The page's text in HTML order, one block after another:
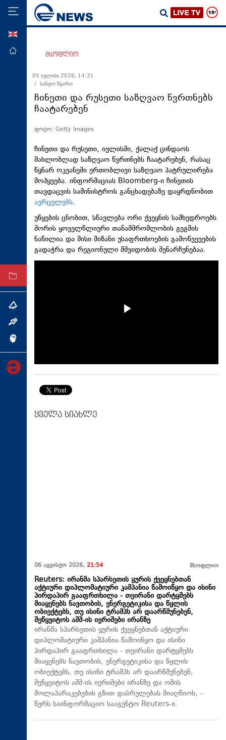
მთავარი
ეკონომიკა
მსოფლიო
სამართალი
თავდაცვა
რეგიონი
კულტურა
სპორტი
ტექნოლოგიები
ტაბლოიდი
მსოფლიო
05 ივლისი 2026, 14:31
/ სანდო წყარო
ჩინეთი და რუსეთი საზღვაო წვრთნებს
ჩაატარებენ
ფოტო: Getty Images
ჩინეთი და რუსეთი, ივლისში, ქალაქ ცინდაოს
მახლობლად საზღვაო წვრთნებს ჩაატარებენ, რასაც
წყნარ ოკეანეში ერთობლივი საზღვაო პატრულირება
მოჰყვება. ინფორმაციას Bloomberg-ი ჩინეთის
თავდაცვის სამინისტროს განცხადებაზე დაყრდნობით
ავრცელებს.
უწყების ცნობით, სწავლება ორი ქვეყნის სამხედროებს
შორის ყოველწლიური თანამშრომლობის გეგმის
ნაწილია და მისი მიზანი უსაფრთხოების გამოწვევების
გადაჭრა და რეგიონული მშვიდობის შენარჩუნებაა.
ყველა სიახლე
06 აგვისტო 2026, 21:54 მსოფლიო
Reuters: ირანმა სპარსეთის ყურის ქვეყნებთან
აქტიური დიპლომატიური კამპანია წამოიწყო და ისინი
პირდაპირ გააფრთხილა - თეირანი დარტყმებს
მიაყენებს ნავთობის, ენერგეტიკისა და წყლის
ობიექტებს, თუ ისინი ტრამპს არ დაარწმუნებენ,
შეწყვიტოს აშშ-ის იერიშები ირანზე
ირანმა სპარსეთის ყურის ქვეყნებთან აქტიური
დიპლომატიური კამპანია წამოიწყო და ისინი
პირდაპირ გააფრთხილა - თეირანი დარტყმებს
მიაყენებს ნავთობის, ენერგეტიკისა და წყლის
ობიექტებს, თუ ისინი ტრამპს არ დაარწმუნებენ,
შეწყვიტოს აშშ-ის იერიშები ირანზე და ომის
მოლაპარაკებების გზით დასრულებას მიაღწიოს, -
წერს საინფორმაციო სააგენტო Reuters-ი.